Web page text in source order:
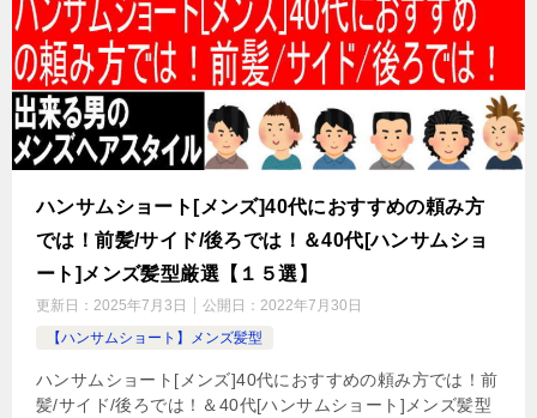
ハンサムショート[メンズ]40代におすすめの頼み方
では！前髪/サイド/後ろでは！＆40代[ハンサムショ
ート]メンズ髪型厳選【１５選】
更新日： 2025年7月3日 公開日： 2022年7月30日
【ハンサムショート】メンズ髪型
ハンサムショート[メンズ]40代におすすめの頼み方では！前
髪/サイド/後ろでは！＆40代[ハンサムショート]メンズ髪型